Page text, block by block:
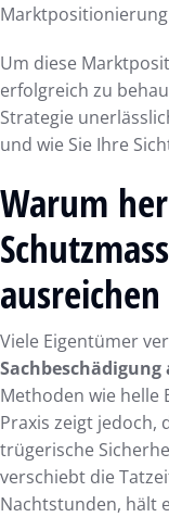
Um diese
erfolgreich zu
Strategie
und wie Sie Ihre
Warum
ausreichen
Viele Eigentümer
Sachbeschädigung
Methoden wie helle
Praxis zeigt jedoch,
trügerische
verschiebt die
Nachtstunden, hält